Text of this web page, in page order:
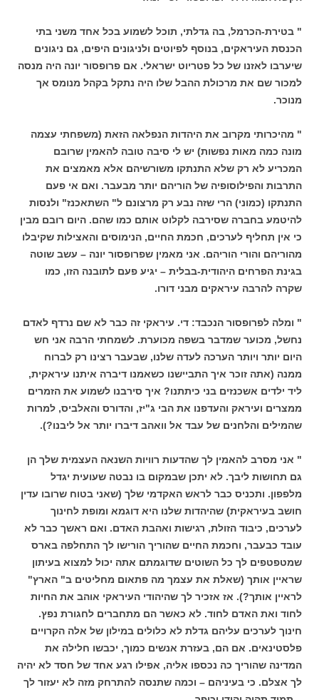
" בטירת-הכרמל, בה גדלתי, תוכל לשמוע בכל אחד משני בתי
הכנסת העיראקים, בנוסף לפיוטים ולניגונים היפים, גם ניגונים
שיערבו לאזנו של כל פטריוט ישראלי. אם פרופסור יונה היה מנסה
למכור שם את מרכולת ההבל שלו היה נתקל בקהל מנומס אך
מנוכר.
" מהיכרותי מקרוב את היהדות הנפלאה הזאת (משפחתי עצמה
מונה כמה מאות נפשות) יש לי סיבה טובה להאמין שרובם
המכריע לא רק שלא התנתקו משורשיהם אלא מאמצים את
התרבות והפילוסופיה של הוריהם יותר מבעבר. ואם אי פעם
התנתקו (כמוני) הרי שזה נבע רק מרצונם ל" השתאכנז" ולנסות
להיטמע בחברה שסירבה לקלוט אותם כמו שהם. היום רובם מבין
כי אין תחליף לערכים, חכמת החיים, הנימוסים והאצילות שקיבלו
מהוריהם והורי הוריהם. אני מאמין שפרופסור יונה – עשב שוטה
בגינת הפרחים היהודית-בבלית – יגיע פעם לתובנה הזו, כמו
שקרה להרבה עיראקים מבני דורו.
" ומלה לפרופסור הנכבד: די. עיראקי זה כבר לא שם נרדף לאדם
נחשל, מכוער שמדבר בשפה מכוערת. לשמחתי הרבה אני חש
היום יותר ויותר הערכה לעדה שלנו, שבעבר רצינו רק לברוח
ממנה (אתה זוכר איך התביישנו כשאמנו דיברה איתנו עיראקית,
ליד ילדים אשכנזים בני כיתתנו? איך סירבנו לשמוע את הזמרים
ממצרים ועיראק והעדפנו את הבי ג"יז, והדורס והאלביס, למרות
שהמילים והלחנים של עבד אל וואהב דיברו יותר אל ליבנו?).
" אני מסרב להאמין לך שהדעות רוויות השנאה העצמית שלך הן
גם תחושות ליבך. לא יתכן שבמקום בו נבטה שעועית יגדל
מלפפון. ותכניס כבר לראש האקדמי שלך (שאני בטוח שרובו עדין
חושב בעיראקית) שהיהדות שלנו היא דוגמא ומופת לחינוך
לערכים, כיבוד הזולת, רגישות ואהבת האדם. ואם ראשך כבר לא
עובד כבעבר, וחכמת החיים שהוריך הורישו לך התחלפה בארס
שמטפטפים לך כל השוטים שדוגמתם אתה יכול למצוא בעיתון
שראיין אותך (שאלת את עצמך מה פתאום מחליטים ב" הארץ"
לראיין אותך?). אז אזכיר לך שהיהודי העיראקי אוהב את החיות
לחוד ואת האדם לחוד. לא כאשר הם מתחברים לחגורת נפץ.
חינוך לערכים עליהם גדלת לא כלולים במילון של אלה הקרויים
פלסטינאים. אם הם, בעזרת אנשים כמוך, יכבשו חלילה את
המדינה שהוריך כה נכספו אליה, אפילו רגע אחד של חסד לא יהיה
לך אצלם. כי בעיניהם – וכמה שתנסה להתרחק מזה לא יעזור לך